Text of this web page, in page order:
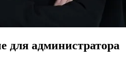
для администратора